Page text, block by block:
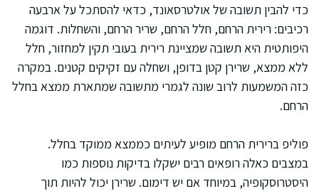
כדי להבין תשובה של אולטרסאונד, כדאי להסתכל על ארבעה
רכיבים: רירית הרחם, חלל הרחם, שריר הרחם, והשחלות. דוגמה
היפותטית היא תשובה שמציינת רירית בעובי תקין למחזור, חלל
ללא ממצא, שרירן קטן בדופן, ושחלה עם זקיקים קטנים. במקרה
כזה המשמעות לרוב שונה לגמרי מתשובה שמתארת ממצא בחלל
הרחם.
פוליפ ברירית הרחם מופיע לעיתים כממצא ממוקד בחלל.
במצבים כאלה רופאים רבים ישקלו בדיקות נוספות כמו
היסטרוסקופיה, במיוחד אם יש דימום. שרירן יכול להיות תוך